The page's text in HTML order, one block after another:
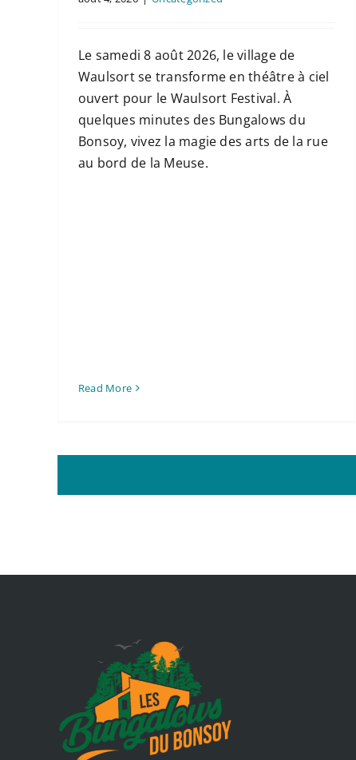
Le samedi 8 août 2026, le village de
Waulsort se transforme en théâtre à ciel
ouvert pour le Waulsort Festival. À
quelques minutes des Bungalows du
Bonsoy, vivez la magie des arts de la rue
au bord de la Meuse.
Read More